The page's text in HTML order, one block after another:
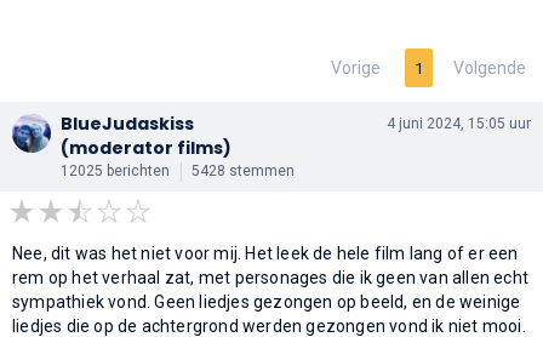
Vorige 1 Volgende
BlueJudaskiss
(moderator films)
12025 berichten 5428 stemmen
4 juni 2024, 15:05 uur
Nee, dit was het niet voor mij. Het leek de hele film lang of er een
rem op het verhaal zat, met personages die ik geen van allen echt
sympathiek vond. Geen liedjes gezongen op beeld, en de weinige
liedjes die op de achtergrond werden gezongen vond ik niet mooi.